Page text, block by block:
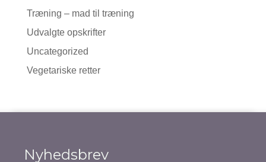
Træning – mad til træning
Udvalgte opskrifter
Uncategorized
Vegetariske retter
Nyhedsbrev